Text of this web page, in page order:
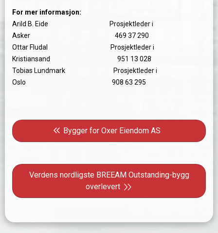
For mer informasjon:
Arild B. Eide Prosjektleder i
Asker 469 37 290
Ottar Fludal Prosjektleder i
Kristiansand 951 13 028
Tobias Lundmark Prosjektleder i
Oslo 908 63 295
InnleggsnavigasjonForrige innlegg: Bygger for Oxer Eiendom AS
Bygger for Oxer Eiendom AS
Neste innlegg: Verdens nordligste BREEAM
Verdens nordligste BREEAM Outstanding-bygg
overlevert